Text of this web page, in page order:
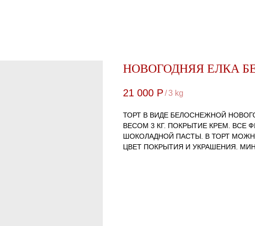
НОВОГОДНЯЯ ЕЛКА
21 000 Р/3 kg
ТОРТ В ВИДЕ БЕЛОСНЕЖНОЙ
ВЕСОМ 3 КГ. ПОКРЫТИЕ КРЕМ. ВСЕ
ШОКОЛАДНОЙ ПАСТЫ. В ТОРТ
ЦВЕТ ПОКРЫТИЯ И УКРАШЕНИЯ.